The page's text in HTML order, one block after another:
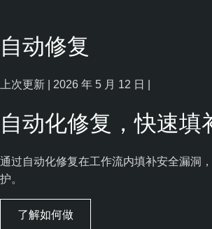
自动修复
上次更新 | 2026 年 5 月 12 日 |
自动化修复，快速填
通过自动化修复在工作流内填补安全漏洞
护。
了解如何做